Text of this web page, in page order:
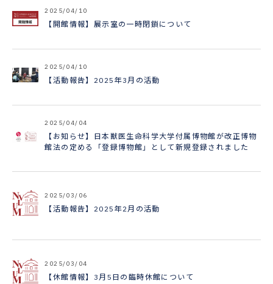
2025/04/10
【開館情報】展示室の一時閉鎖について
2025/04/10
【活動報告】2025年3月の活動
2025/04/04
【お知らせ】日本獣医生命科学大学付属博物館が改正博物
館法の定める「登録博物館」として新規登録されました
2025/03/06
【活動報告】2025年2月の活動
2025/03/04
【休館情報】3月5日の臨時休館について